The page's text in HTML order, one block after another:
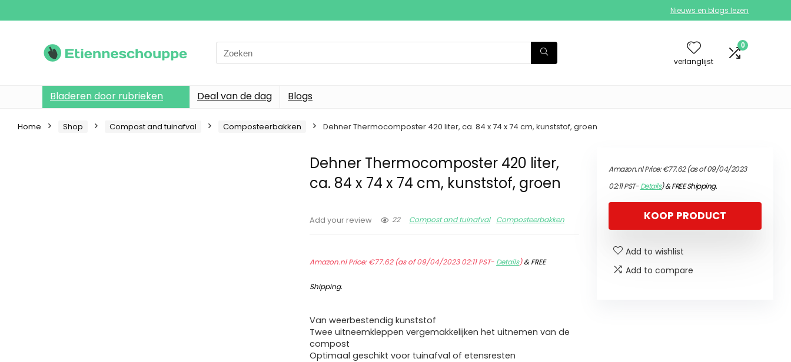
Nieuws en blogs lezen
Search
for:
verlanglijst
0
Bladeren door rubrieken Deal van de dag Blogs
Home Shop Compost and tuinafval Composteerbakken Dehner Thermocomposter 420 liter, ca. 84 x 74 x 74 cm, kunststof, groen
Dehner Thermocomposter 420 liter,
ca. 84 x 74 x 74 cm, kunststof, groen
Add your review 22 Compost and tuinafval Composteerbakken
Amazon.nl Price:€77.62(as of 09/04/2023 02:11 PST- Details)&FREE
Shipping.
Van weerbestendig kunststof
Twee uitneemkleppen vergemakkelijken het uitnemen van de
compost
Optimaal geschikt voor tuinafval of etensresten
Amazon.nl Price:€77.62(as of 09/04/2023
02:11 PST-Details)&FREE Shipping.
KOOP PRODUCT
Add to wishlist
Add to compare